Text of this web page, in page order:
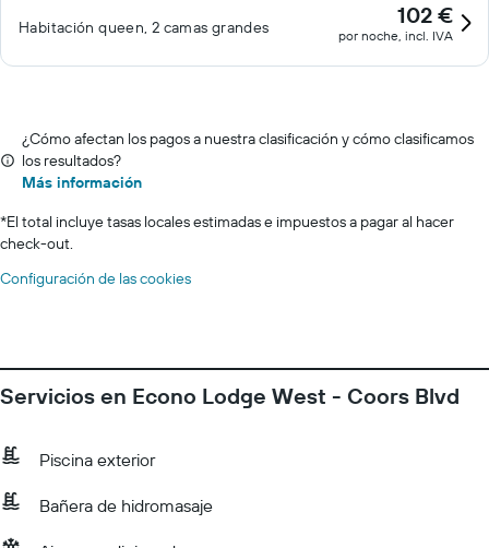
Habitación queen, 2 camas grandes 102 €
por noche, incl. IVA
¿Cómo afectan los pagos a nuestra clasificación y cómo clasificamos
los resultados?
Más información
*El total incluye tasas locales estimadas e impuestos a pagar al hacer
check-out.
Configuración de las cookies
Servicios en Econo Lodge West - Coors Blvd
Piscina exterior
Bañera de hidromasaje